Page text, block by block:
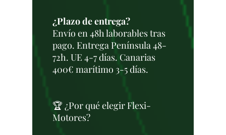
¿Plazo de entrega?
Envío en 48h laborables tras
pago. Entrega Península 48-
72h. UE 4-7 días. Canarias
400€ marítimo 3-5 días.
🏆 ¿Por qué elegir Flexi-
Motores?